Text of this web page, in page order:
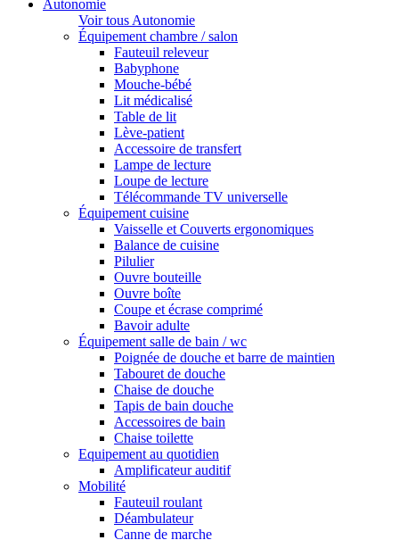
Autonomie
Voir tous Autonomie
Équipement chambre / salon
Fauteuil releveur
Babyphone
Mouche-bébé
Lit médicalisé
Table de lit
Lève-patient
Accessoire de transfert
Lampe de lecture
Loupe de lecture
Télécommande TV universelle
Équipement cuisine
Vaisselle et Couverts ergonomiques
Balance de cuisine
Pilulier
Ouvre bouteille
Ouvre boîte
Coupe et écrase comprimé
Bavoir adulte
Équipement salle de bain / wc
Poignée de douche et barre de maintien
Tabouret de douche
Chaise de douche
Tapis de bain douche
Accessoires de bain
Chaise toilette
Equipement au quotidien
Amplificateur auditif
Mobilité
Fauteuil roulant
Déambulateur
Canne de marche